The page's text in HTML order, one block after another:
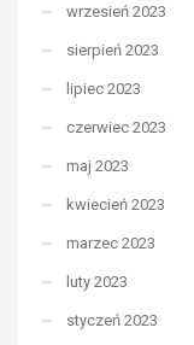
wrzesień 2023
sierpień 2023
lipiec 2023
czerwiec 2023
maj 2023
kwiecień 2023
marzec 2023
luty 2023
styczeń 2023